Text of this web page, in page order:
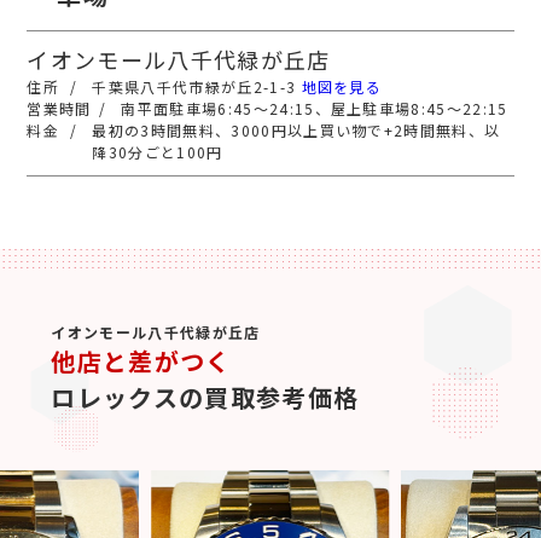
イオンモール八千代緑が丘店
千葉県八千代市緑が丘2-1-3 地図を見る
南平面駐車場6:45～24:15、屋上駐車場8:45～22:15
最初の3時間無料、3000円以上買い物で+2時間無料、以
降30分ごと100円
イオンモール八千代緑が丘店
他店と差がつく
ロレックスの買取参考価格